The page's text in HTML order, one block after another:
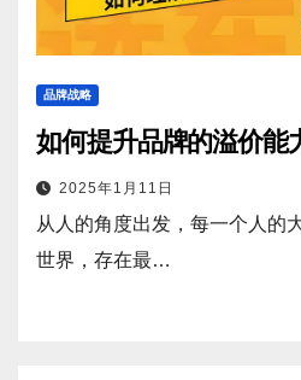
品牌战略
如何提升品牌的溢价能
2025年1月11日
从人的角度出发，每一个人的
世界，存在最…